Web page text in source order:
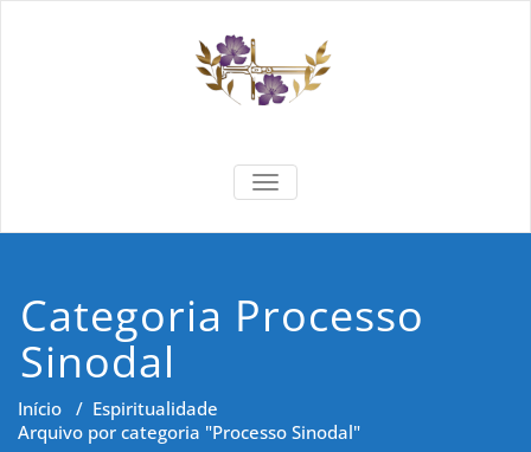
Saber
Cidadania e Dignidade Humana
TOGGLE NAVIGATION
Categoria Processo
Sinodal
Início / Espiritualidade
Arquivo por categoria "Processo Sinodal"